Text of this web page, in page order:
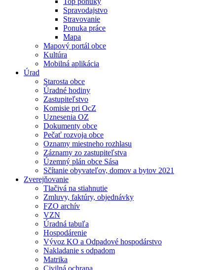
Spravodajstvo
Stravovanie
Ponuka práce
Mapa
Mapový portál obce
Kultúra
Mobilná aplikácia
Úrad
Starosta obce
Úradné hodiny
Zastupiteľstvo
Komisie pri OcZ
Uznesenia OZ
Dokumenty obce
Pečať rozvoja obce
Oznamy miestneho rozhlasu
Záznamy zo zastupiteľstva
Územný plán obce Sása
Sčítanie obyvateľov, domov a bytov 2021
Zverejňovanie
Tlačivá na stiahnutie
Zmluvy, faktúry, objednávky
FZO archív
VZN
Úradná tabuľa
Hospodárenie
Vývoz KO a Odpadové hospodárstvo
Nakladanie s odpadom
Matrika
Civilná ochrana